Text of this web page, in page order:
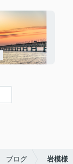
ブログ 岩模様